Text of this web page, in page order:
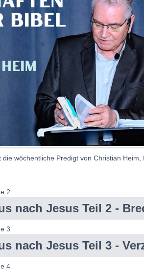
wöchentliche Predigt von Christian
2
nach Jesus Teil 2 -
3
nach Jesus Teil 3 -
4